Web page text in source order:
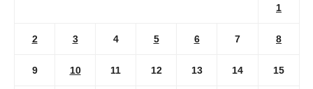
1
2 3 4 5 6 7 8
9 10 11 12 13 14 15